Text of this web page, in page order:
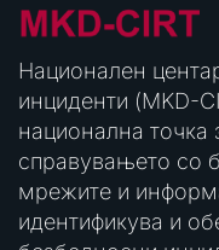
Национален
инциденти (MKD-
национална точка
справувањето со
мрежите и
идентификува и